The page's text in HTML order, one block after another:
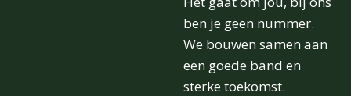
ben je geen nummer.
We bouwen samen aan
een goede band en
sterke toekomst.